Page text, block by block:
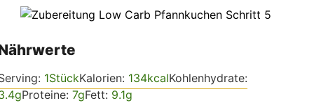
1StückKalorien: 134kcalKohlenhydrate:
gProteine:7gFett: 9.1g